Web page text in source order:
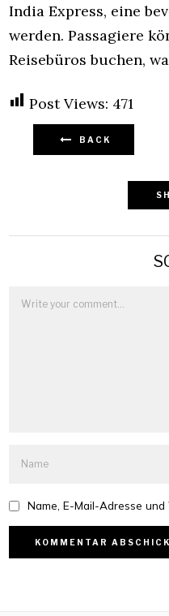
India Express, eine
werden. Passagiere
Reisebüros buchen,
Post Views: 471
BACK
Name, E-Mail-Adresse